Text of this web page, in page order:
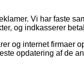
Vi har faste
og indkasserer
og internet firmaer
opdatering af de